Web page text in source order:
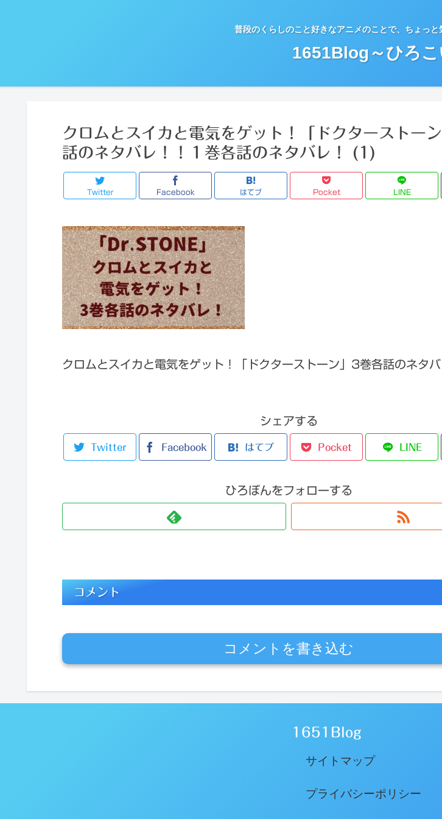
普段のくらしのこと好きなアニメのことで、ちょっと
1651Blog～ひろ
クロムとスイカと電気をゲット！「ドクターストー
話のネタバレ！！１巻各話のネタバレ！ (1)
Twitter Facebook はてブ Pocket LINE
クロムとスイカと電気をゲット！「ドクターストーン」3巻各話のネタバ
シェアする
Twitter Facebook はてブ Pocket LINE
ひろぼんをフォローする
コメント
コメントを書き込む
1651Blog
サイトマップ
プライバシーポリシー